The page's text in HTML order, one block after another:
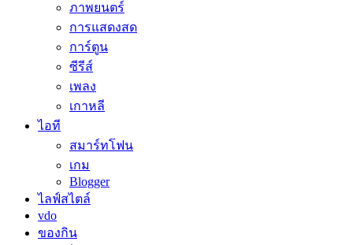
ภาพยนตร์
การแสดงสด
การ์ตูน
ซีรีส์
เพลง
เกาหลี
ไอที
สมาร์ทโฟน
เกม
Blogger
ไลฟ์สไตล์
vdo
ของกิน